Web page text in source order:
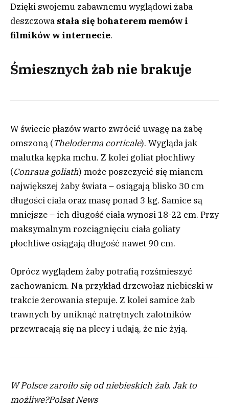
Dzięki swojemu zabawnemu wyglądowi żaba
deszczowa stała się bohaterem memów i
filmików w internecie.
Śmiesznych żab nie brakuje
W świecie płazów warto zwrócić uwagę na żabę
omszoną (Theloderma corticale). Wygląda jak
malutka kępka mchu. Z kolei goliat płochliwy
(Conraua goliath) może poszczycić się mianem
największej żaby świata – osiągają blisko 30 cm
długości ciała oraz masę ponad 3 kg. Samice są
mniejsze – ich długość ciała wynosi 18-22 cm. Przy
maksymalnym rozciągnięciu ciała goliaty
płochliwe osiągają długość nawet 90 cm.
Oprócz wyglądem żaby potrafią rozśmieszyć
zachowaniem. Na przykład drzewołaz niebieski w
trakcie żerowania stepuje. Z kolei samice żab
trawnych by uniknąć natrętnych zalotników
przewracają się na plecy i udają, że nie żyją.
W Polsce zaroiło się od niebieskich żab. Jak to
możliwe?Polsat News